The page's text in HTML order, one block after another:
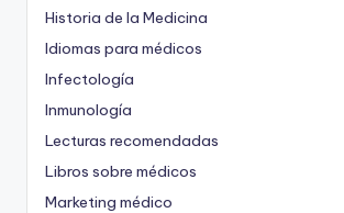
Historia de la Medicina
Idiomas para médicos
Infectología
Inmunología
Lecturas recomendadas
Libros sobre médicos
Marketing médico